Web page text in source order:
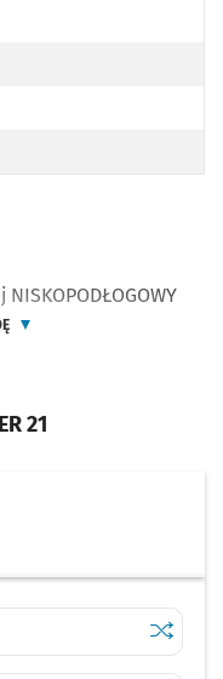
21
Sprawdź
Gaj
NISKOPODŁOGOWY
NISKOPODŁOGOWY